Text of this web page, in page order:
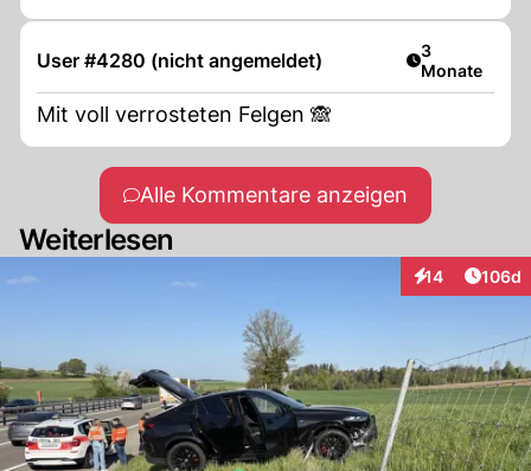
User #4280 (nicht angemeldet) Artikel
3
Monate
Mit voll verrosteten Felgen 🙈
Alle Kommentare anzeigen
Weiterlesen
14
Interaktionen
106d